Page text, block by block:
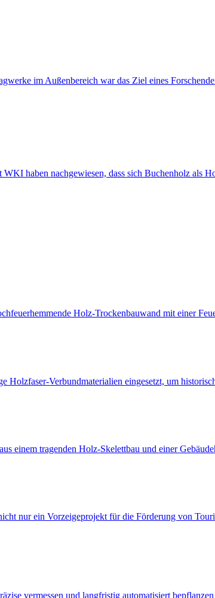
im Außenbereich war das Ziel eines
haben nachgewiesen, dass sich Buchenholz als
Holz-Trockenbauwand mit einer
Verbundmaterialien eingesetzt, um
einem tragenden Holz-Skelettbau und einer
nur ein Vorzeigeprojekt für die Förderung von
vermessen und langfristig automatisiert